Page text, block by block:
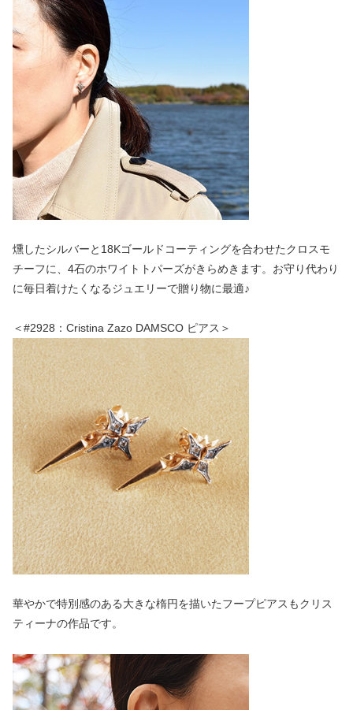
燻したシルバーと18Kゴールドコーティングを合わせたクロスモ
チーフに、4石のホワイトトパーズがきらめきます。お守り代わり
に毎日着けたくなるジュエリーで贈り物に最適♪
＜#2928：Cristina Zazo DAMSCO ピアス＞
華やかで特別感のある大きな楕円を描いたフープピアスもクリス
ティーナの作品です。